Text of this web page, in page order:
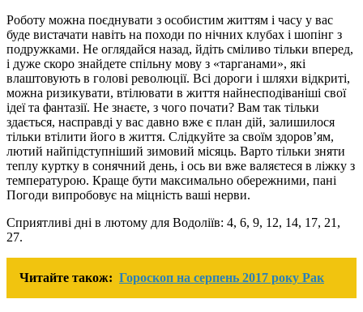
Роботу можна поєднувати з особистим життям і часу у вас
буде вистачати навіть на походи по нічних клубах і шопінг з
подружками. Не оглядайся назад, йдіть сміливо тільки вперед,
і дуже скоро знайдете спільну мову з «тарганами», які
влаштовують в голові революції. Всі дороги і шляхи відкриті,
можна ризикувати, втілювати в життя найнесподіваніші свої
ідеї та фантазії. Не знаєте, з чого почати? Вам так тільки
здається, насправді у вас давно вже є план дій, залишилося
тільки втілити його в життя. Слідкуйте за своїм здоров’ям,
лютий найпідступніший зимовий місяць. Варто тільки зняти
теплу куртку в сонячний день, і ось ви вже валяєтеся в ліжку з
температурою. Краще бути максимально обережними, пані
Погоди випробовує на міцність ваші нерви.
Сприятливі дні в лютому для Водоліїв: 4, 6, 9, 12, 14, 17, 21,
27.
Читайте також: Гороскоп на серпень 2017 року Рак